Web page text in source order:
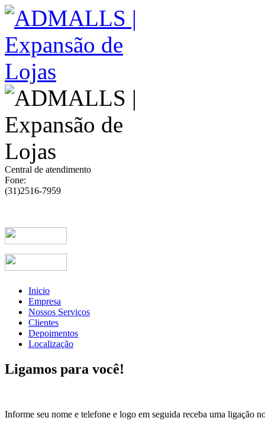
Central de atendimento
Fone:
(31)2516-7959
Inicio
Empresa
Nossos Serviços
Clientes
Depoimentos
Localização
Ligamos para você!
Informe seu nome e telefone e logo em seguida receba uma ligação